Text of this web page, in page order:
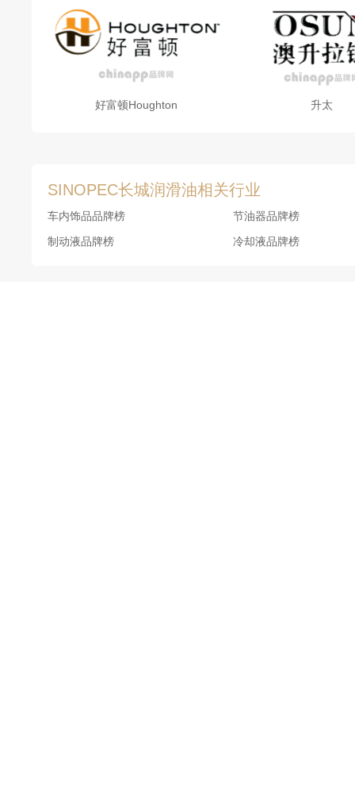
好富顿Houghton 升太
SINOPEC长城润滑油相关行业
车内饰品品牌榜
节油器品牌榜
制动液品牌榜
冷却液品牌榜